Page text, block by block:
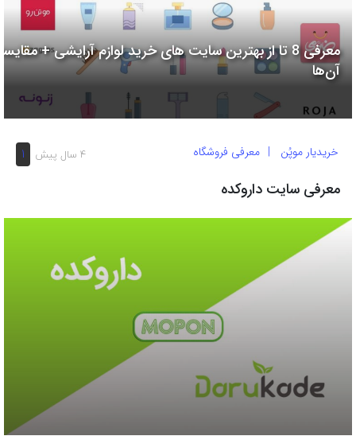
لینک
معرفی 8 تا از بهترین سایت های خرید لوازم آرایشی +
آن‌ها
4 سال پیش 1 خریدیار موپُن معرفی فروشگاه
معرفی سایت داروکده